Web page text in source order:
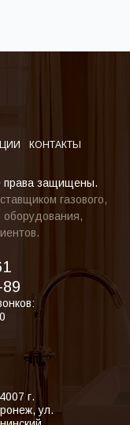
КОНТАКТЫ
защищены.
газового,
оборудования,
г.
,ул.